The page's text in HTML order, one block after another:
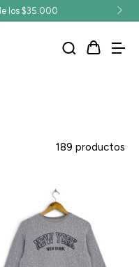
los $35.000
189 productos